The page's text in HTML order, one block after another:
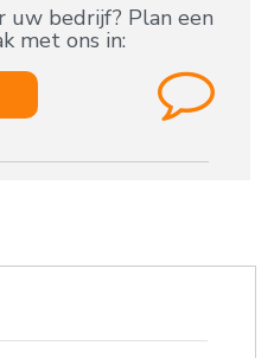
uw bedrijf? Plan een
met ons in: